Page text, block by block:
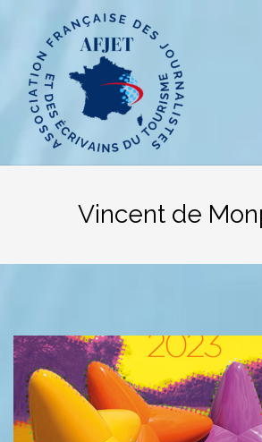
contenu
Vincent de